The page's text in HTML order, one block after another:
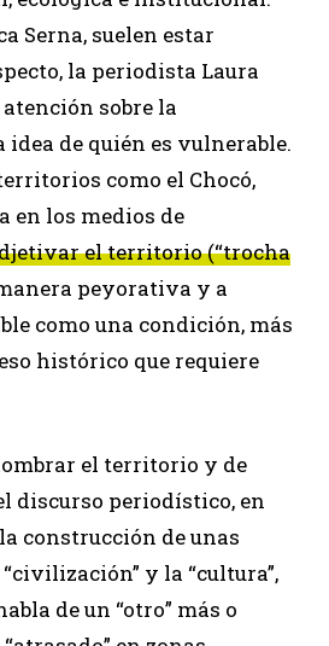
Serna, suelen estar
la periodista Laura
sobre la
de quién es vulnerable.
como el Chocó,
en los medios de
el territorio (“trocha
peyorativa y a
como una condición, más
histórico que requiere
el territorio y de
discurso periodístico, en
construcción de unas
y la “cultura”,
de un “otro” más o